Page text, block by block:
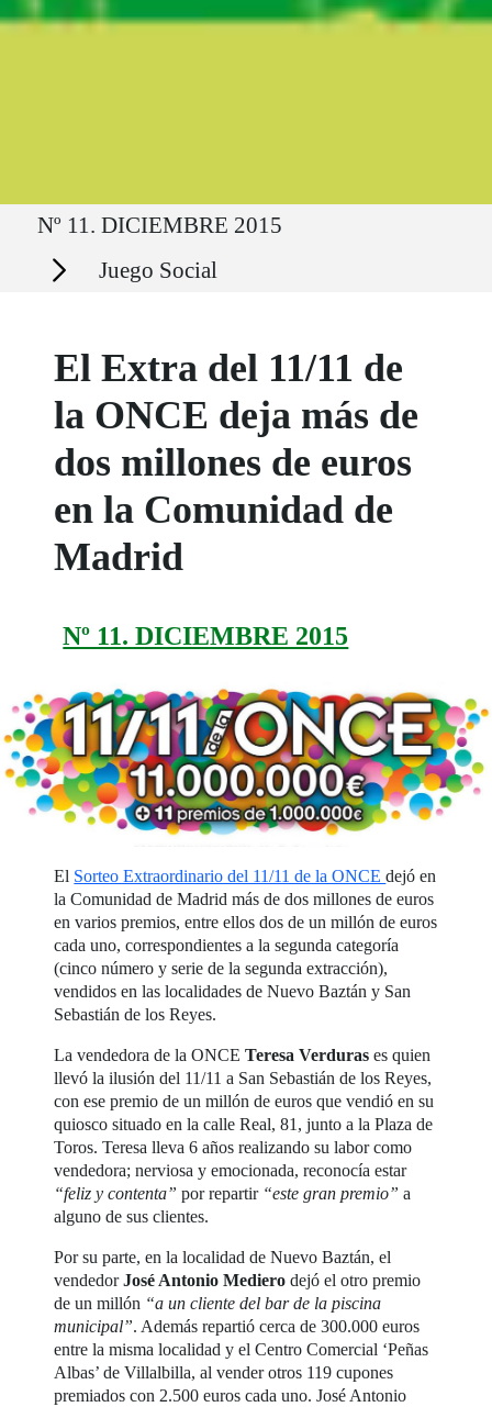
Ruta del sitio
Nº 11. DICIEMBRE 2015
Secciones Juego Social
El Extra del 11/11 de
la ONCE deja más de
dos millones de euros
en la Comunidad de
Madrid
Nº 11. DICIEMBRE 2015
El Sorteo Extraordinario del 11/11 de la ONCEdejó en
la Comunidad de Madrid más de dos millones de euros
en varios premios, entre ellos dos de un millón de euros
cada uno, correspondientes a la segunda categoría
(cinco número y serie de la segunda extracción),
vendidos en las localidades de Nuevo Baztán y San
Sebastián de los Reyes.
La vendedora de la ONCETeresa Verdurases quien
llevó la ilusión del 11/11 a San Sebastián de los Reyes,
con ese premio de un millón de euros que vendió en su
quiosco situado en la calle Real, 81, junto a la Plaza de
Toros. Teresa lleva 6 años realizando su labor como
vendedora; nerviosa y emocionada, reconocía estar
“feliz y contenta” por repartir “este gran premio”a
alguno de sus clientes.
Por su parte, en la localidad de Nuevo Baztán, el
vendedorJosé Antonio Medierodejó el otro premio
de un millón “a un cliente del bar de la piscina
municipal”. Además repartió cerca de 300.000 euros
entre la misma localidad y el Centro Comercial ‘Peñas
Albas’ de Villalbilla, al vender otros 119 cupones
premiados con 2.500 euros cada uno. José Antonio